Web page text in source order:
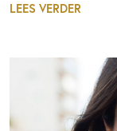
LEES VERDER